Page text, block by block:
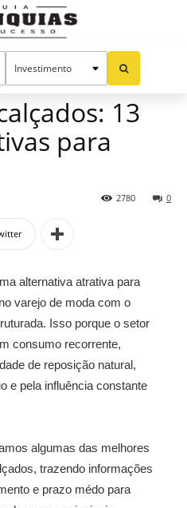
13
para
0
2780
alternativa atrativa para
varejo de moda com o
Isso porque o setor
consumo recorrente,
de reposição natural,
e pela influência constante
algumas das melhores
trazendo informações
e prazo médo para